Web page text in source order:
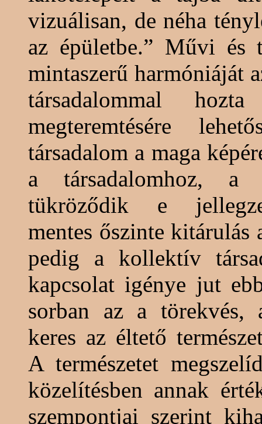
vizuálisan, de néha
az épületbe.” Művi és
mintaszerű harmóniáját
társadalommal
megteremtésére
társadalom a maga
a társadalomhoz, a
tükröződik e
mentes őszinte
pedig a kollektív
kapcsolat igénye jut
sorban az a törekvés,
keres az éltető
A természetet
közelítésben annak
szempontjai szerint